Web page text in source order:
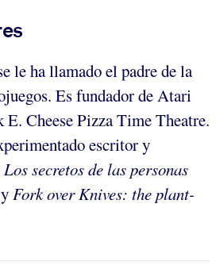
le ha llamado el padre de la
Es fundador de Atari
Cheese Pizza Time Theatre.
escritor y
Los secretos de las personas
yFork over Knives: the plant-